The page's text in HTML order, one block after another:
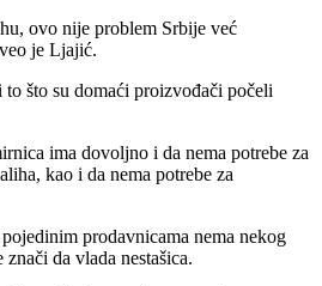
ovo nije problem Srbije već
je Ljajić.
što su domaći proizvođači počeli
ima dovoljno i da nema potrebe za
kao i da nema potrebe za
prodavnicama nema nekog
da vlada nestašica.